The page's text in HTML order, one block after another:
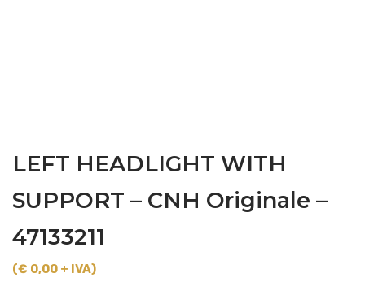
LEFT HEADLIGHT WITH
SUPPORT – CNH Originale –
47133211
(€ 0,00 + IVA)